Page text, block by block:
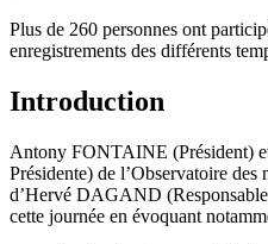
Plus de 260 personnes ont
enregistrements des différents
Introduction
Antony FONTAINE (Président)
Présidente) de l’Observatoire des
d’Hervé DAGAND
cette journée en évoquant